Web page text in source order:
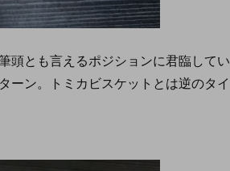
頭とも言えるポジションに君臨してい
ーン。トミカビスケットとは逆のタイ